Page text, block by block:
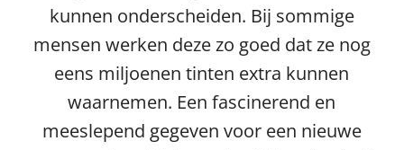
kunnen onderscheiden. Bij sommige
mensen werken deze zo goed dat ze nog
eens miljoenen tinten extra kunnen
waarnemen. Een fascinerend en
meeslepend gegeven voor een nieuwe